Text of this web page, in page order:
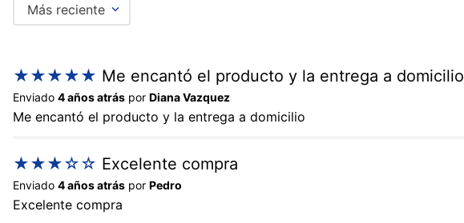
Más reciente
★★★★★ Me encantó el producto y la entrega a domicilio
Enviado 4 años atrás por Diana Vazquez
Me encantó el producto y la entrega a domicilio
★★★☆☆ Excelente compra
Enviado 4 años atrás por Pedro
Excelente compra